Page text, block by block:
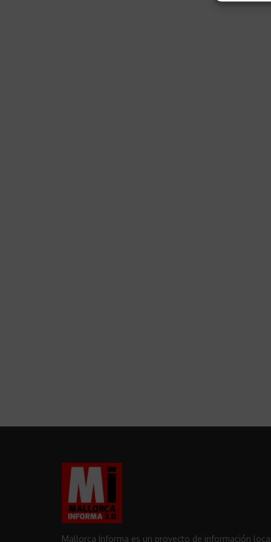
Mallorca Informa es un proyecto de información local